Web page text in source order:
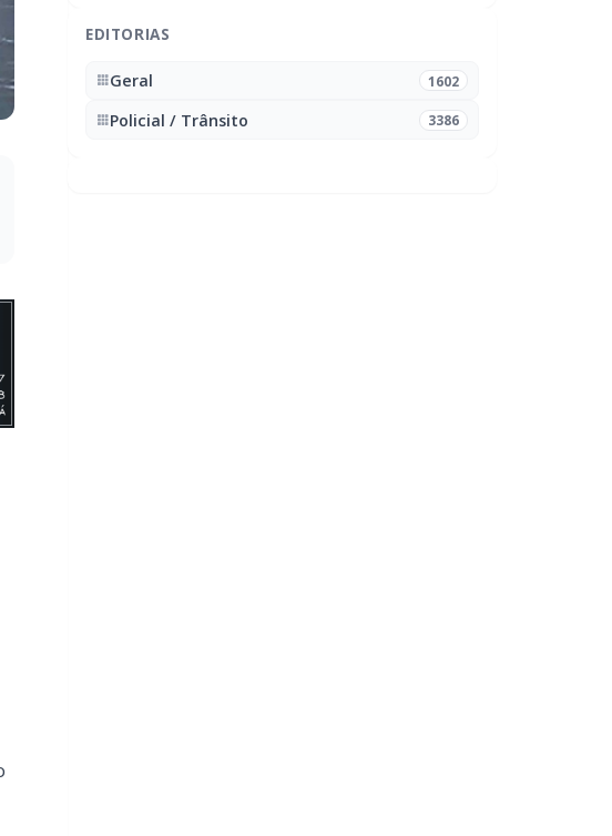
EDITORIAS
Geral 1602
Policial / Trânsito 3386